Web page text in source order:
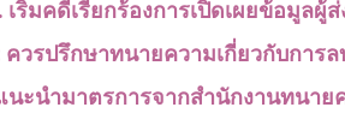
เริ่มคดีเรียกร้องการเปิดเผยข้อมูลผู้ส่
ควรปรึกษาทนายความเกี่ยวกับการ
นะนำมาตรการจากสำนักงานทนาย